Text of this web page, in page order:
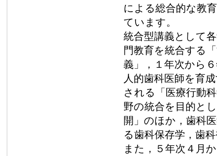
による総合的な教
ています。
統合型講義として
門教育を統合する
義」，１年次から
人的歯科医師を育
される「医療行動
野の統合を目的と
開」のほか，歯科
る歯科保存学，歯
また，５年次４月